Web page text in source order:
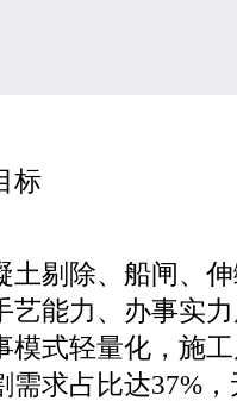
标
剔除、船闸、伸
艺能力、办事实
模式轻量化，施
需求占比达37%